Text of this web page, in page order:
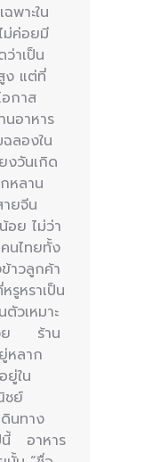
พาะใน
ม่ค่อยมี
ว่าเป็น
ง แต่ที่
อกาส
อาหาร
ลองใน
งวันเกิด
หลาน
ยจีน
อย ไม่ว่า
นไทยทั้ง
าวลูกค้า
รูหราเป็น
วเหมาะ
วย ร้าน
หลาก
ยู่ใน
ชย์
นทาง
นี้ อาหาร